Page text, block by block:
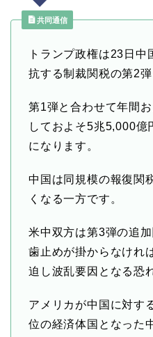
共同通信
トランプ政権は23日
抗する制裁関税の第2弾
第1弾と合わせて年間
しておよそ5兆5,000億
になります。
中国は同規模の報復関
くなる一方です。
米中双方は第3弾の追
歯止めが掛からなけれ
迫し波乱要因となる恐
アメリカが中国に対す
位の経済体国となった